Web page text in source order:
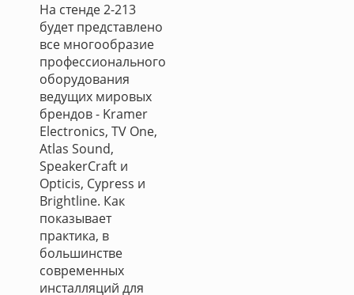
На стенде 2-213
будет представлено
все многообразие
профессионального
оборудования
ведущих мировых
брендов - Kramer
Electronics, TV One,
Atlas Sound,
SpeakerCraft и
Opticis, Cypress и
Brightline. Как
показывает
практика, в
большинстве
современных
инсталляций для